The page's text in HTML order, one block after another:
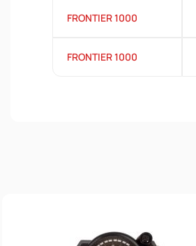
FRONTIER 1000
FRONTIER 1000